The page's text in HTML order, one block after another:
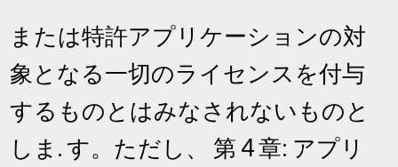
または特許アプリケーションの対
象となる一切のライセンスを付与
するものとはみなされないものと
しま. す。ただし、 第 4 章: アプリ